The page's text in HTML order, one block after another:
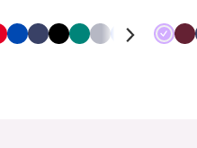
ČervenáKrálovsky
Námořnická
ČernáZelenáSvětleKlasickyKaraibsky